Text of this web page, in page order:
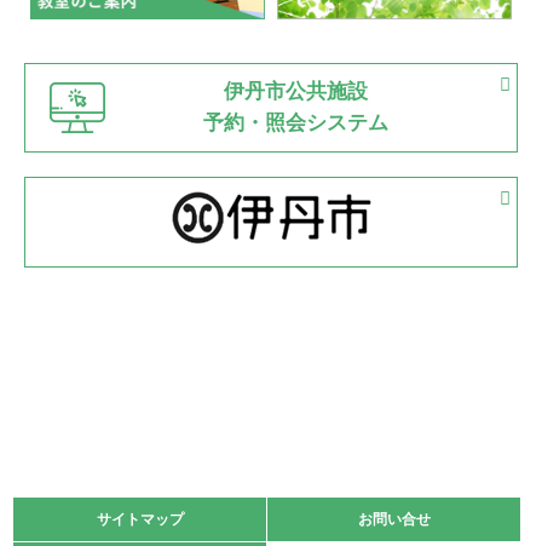
緑ケ丘体育館 猪名川運動広場
古池運動広場
2022.06.12
県知事杯争奪バレーボール大会が開催
緑ケ丘体育館
2022.05.05
体育協会長杯 バドミントン競技の部
2022.05.22
緑ケ丘体育館
伊丹市公共施設
予約・照会システム
サイトマップ お問い合せ
サイトマップ お問い合せ